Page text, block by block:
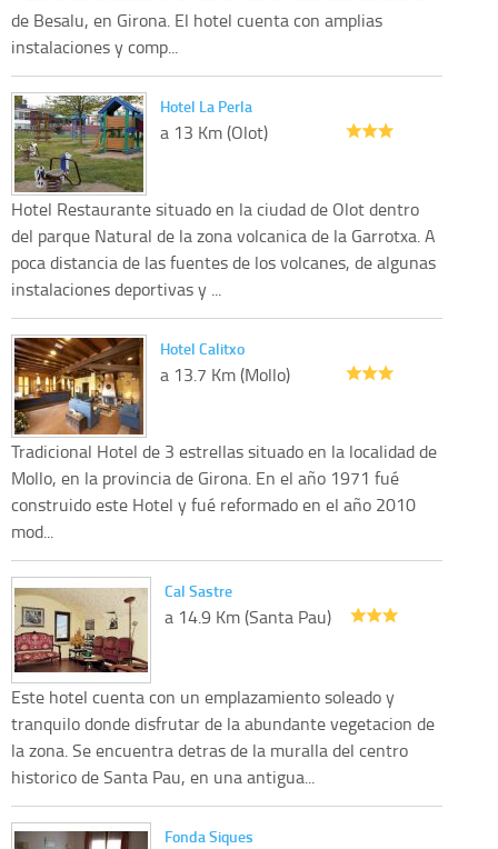
de Besalu, en Girona. El hotel cuenta con amplias
instalaciones y comp...
Hotel La Perla
a 13 Km (Olot)
Hotel Restaurante situado en la ciudad de Olot dentro
del parque Natural de la zona volcanica de la Garrotxa. A
poca distancia de las fuentes de los volcanes, de algunas
instalaciones deportivas y ...
Hotel Calitxo
a 13.7 Km (Mollo)
Tradicional Hotel de 3 estrellas situado en la localidad de
Mollo, en la provincia de Girona. En el año 1971 fué
construido este Hotel y fué reformado en el año 2010
mod...
Cal Sastre
a 14.9 Km (Santa Pau)
Este hotel cuenta con un emplazamiento soleado y
tranquilo donde disfrutar de la abundante vegetacion de
la zona. Se encuentra detras de la muralla del centro
historico de Santa Pau, en una antigua...
Fonda Siques